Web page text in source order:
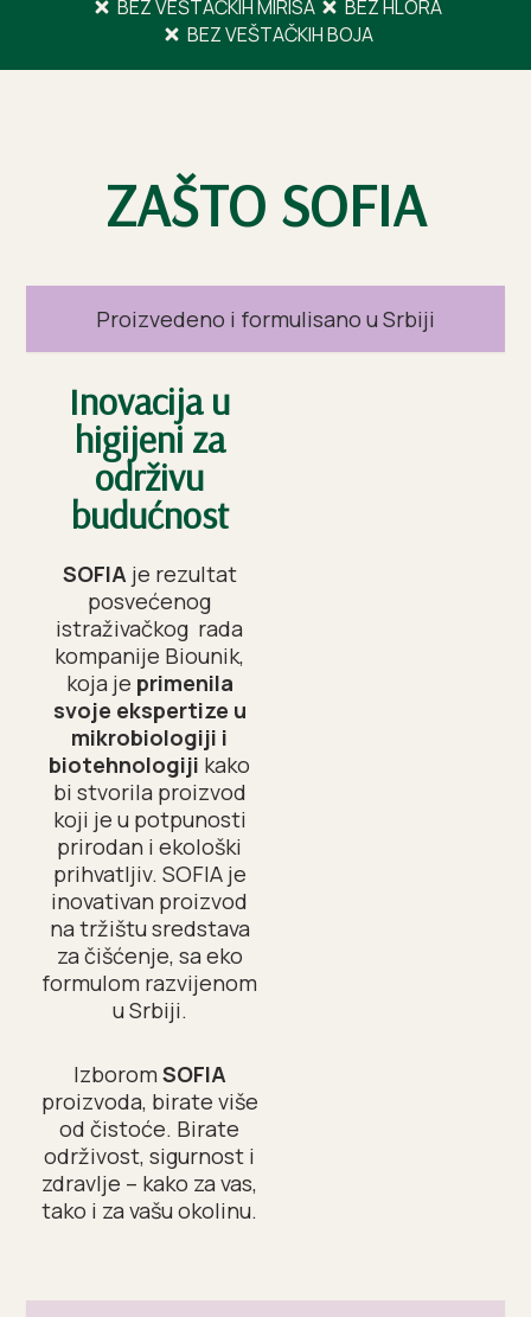
BEZ VEŠTAČKIH MIRISA
BEZ HLORA
BEZ VEŠTAČKIH BOJA
ZAŠTO SOFIA
Proizvedeno i formulisano u Srbiji
Inovacija u
higijeni za
održivu
budućnost
SOFIA je rezultat
posvećenog
istraživačkog rada
kompanije Biounik,
koja je primenila
svoje ekspertize u
mikrobiologiji i
biotehnologiji kako
bi stvorila proizvod
koji je u potpunosti
prirodan i ekološki
prihvatljiv. SOFIA je
inovativan proizvod
na tržištu sredstava
za čišćenje, sa eko
formulom razvijenom
u Srbiji.
Izborom SOFIA
proizvoda, birate više
od čistoće. Birate
održivost, sigurnost i
zdravlje – kako za vas,
tako i za vašu okolinu.